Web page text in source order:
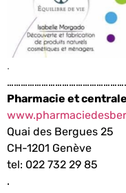
.
Pharmacie et
Quai des Bergues 25
CH-1201 Genève
tel: 022 732 29 85
.